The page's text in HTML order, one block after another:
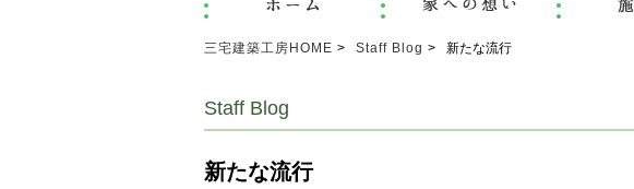
三宅建築工房HOME Staff Blog 新たな流行
Staff Blog
新たな流行